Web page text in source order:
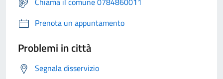
Prenota un appuntamento
Problemi in città
Segnala disservizio